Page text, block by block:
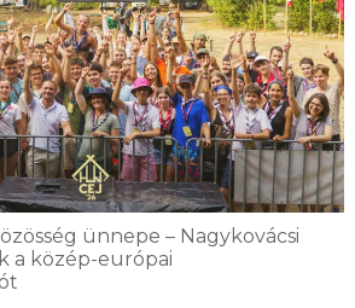
ünnepe – Nagykovácsi
a közép-európai